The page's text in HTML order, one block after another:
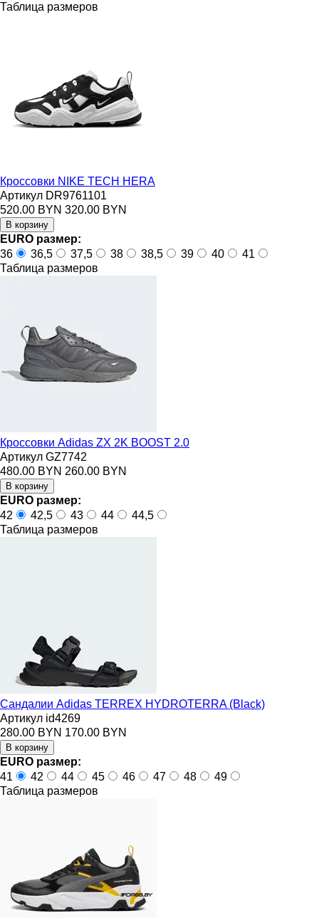
Таблица размеров
Кроссовки NIKE TECH HERA
Артикул DR9761101
520.00 BYN 320.00 BYN
EURO размер:
36
36,5 37,5 38 38,5 39 40
41
Таблица размеров
Кроссовки Adidas ZX 2K BOOST 2.0
Артикул GZ7742
480.00 BYN 260.00 BYN
EURO размер:
42
42,5 43 44
44,5
Таблица размеров
Сандалии Adidas TERREX HYDROTERRA (Black)
Артикул id4269
280.00 BYN 170.00 BYN
EURO размер:
41
42 44 45 46 47 48
49
Таблица размеров